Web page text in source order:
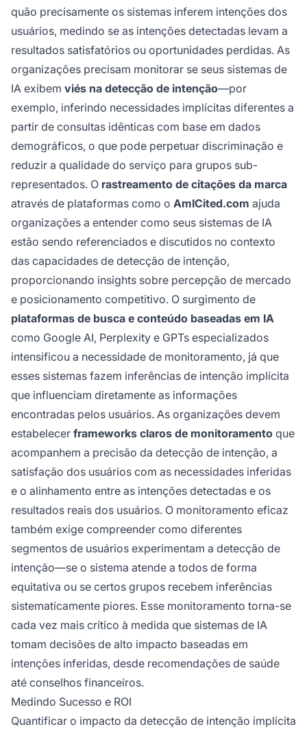
quão precisamente os sistemas inferem intenções dos
usuários, medindo se as intenções detectadas levam a
resultados satisfatórios ou oportunidades perdidas. As
organizações precisam monitorar se seus sistemas de
IA exibem viés na detecção de intenção—por
exemplo, inferindo necessidades implícitas diferentes a
partir de consultas idênticas com base em dados
demográficos, o que pode perpetuar discriminação e
reduzir a qualidade do serviço para grupos sub-
representados. O rastreamento de citações da marca
através de plataformas como o AmICited.com ajuda
organizações a entender como seus sistemas de IA
estão sendo referenciados e discutidos no contexto
das capacidades de detecção de intenção,
proporcionando insights sobre percepção de mercado
e posicionamento competitivo. O surgimento de
plataformas de busca e conteúdo baseadas em IA
como Google AI, Perplexity e GPTs especializados
intensificou a necessidade de monitoramento, já que
esses sistemas fazem inferências de intenção implícita
que influenciam diretamente as informações
encontradas pelos usuários. As organizações devem
estabelecer frameworks claros de monitoramento que
acompanhem a precisão da detecção de intenção, a
satisfação dos usuários com as necessidades inferidas
e o alinhamento entre as intenções detectadas e os
resultados reais dos usuários. O monitoramento eficaz
também exige compreender como diferentes
segmentos de usuários experimentam a detecção de
intenção—se o sistema atende a todos de forma
equitativa ou se certos grupos recebem inferências
sistematicamente piores. Esse monitoramento torna-se
cada vez mais crítico à medida que sistemas de IA
tomam decisões de alto impacto baseadas em
intenções inferidas, desde recomendações de saúde
até conselhos financeiros.
Medindo Sucesso e ROI
Quantificar o impacto da detecção de intenção implícita